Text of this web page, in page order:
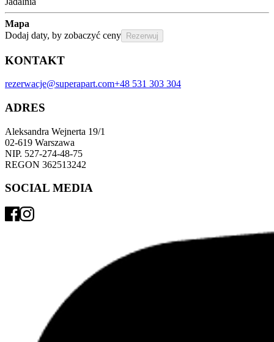
Mapa
Dodaj daty, by zobaczyć ceny
Rezerwuj
KONTAKT
rezerwacje@superapart.com+48 531 303 304
ADRES
Aleksandra Wejnerta 19/1
02-619 Warszawa
NIP. 527-274-48-75
REGON 362513242
SOCIAL MEDIA